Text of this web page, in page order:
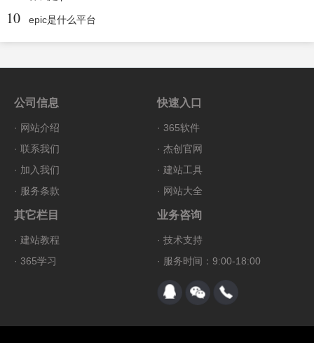
10 epic是什么平台
公司信息
· 网站介绍
· 联系我们
· 加入我们
· 服务条款
快速入口
· 365软件
· 杰创官网
· 建站工具
· 网站大全
其它栏目
· 建站教程
· 365学习
业务咨询
· 技术支持
· 服务时间：9:00-18:00